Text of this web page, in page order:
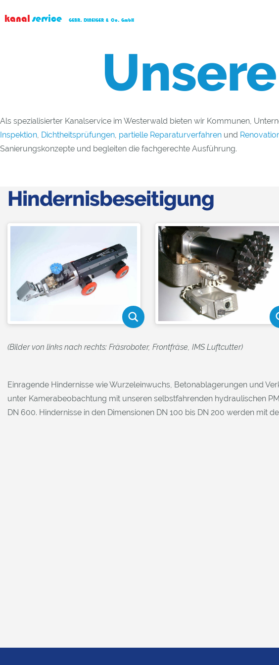
kanal service GEBR. DINEIGER & Co. GmbH
Unsere
Als spezialisierter Kanalservice im Westerwald bieten wir Kommunen,
Inspektion, Dichtheitsprüfungen, partielle Reparaturverfahren und
Sanierungskonzepte und begleiten die fachgerechte Ausführung.
Hindernisbeseitigung
(Bilder von links nach rechts: Fräsroboter, Frontfräse, IMS Luftcutter)
Einragende Hindernisse wie Wurzeleinwuchs, Betonablagerungen und
unter Kamerabeobachtung mit unseren selbstfahrenden hydraulischen
DN 600. Hindernisse in den Dimensionen DN 100 bis DN 200 werden mit